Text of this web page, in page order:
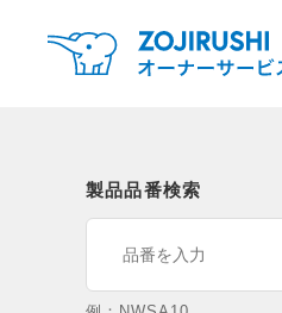
製品品番検索